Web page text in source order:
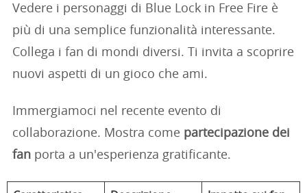
Vedere i personaggi di Blue Lock in Free Fire è
più di una semplice funzionalità interessante.
Collega i fan di mondi diversi. Ti invita a scoprire
nuovi aspetti di un gioco che ami.
Immergiamoci nel recente evento di
collaborazione. Mostra come partecipazione dei
fan porta a un'esperienza gratificante.